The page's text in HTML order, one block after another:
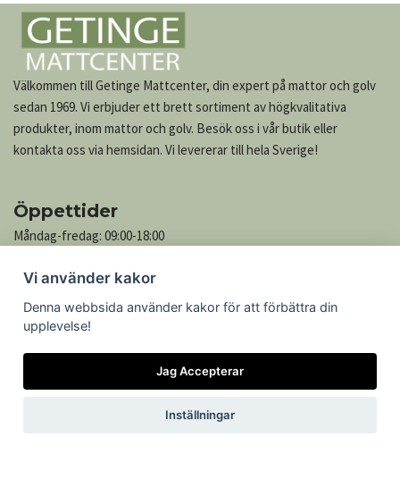
Välkommen till Getinge Mattcenter, din expert på mattor och golv
sedan 1969. Vi erbjuder ett brett sortiment av högkvalitativa
produkter, inom mattor och golv. Besök oss i vår butik eller
kontakta oss via hemsidan. Vi levererar till hela Sverige!
Öppettider
Måndag-fredag: 09:00-18:00
Söndag: Stängt
Kontakta oss
Vi använder kakor
Denna webbsida använder kakor för att förbättra din
upplevelse!
Jag Accepterar
Inställningar